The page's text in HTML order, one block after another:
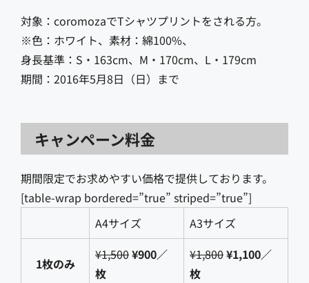
対象：coromozaでTシャツプリントをされる方。
※色：ホワイト、素材：綿100%、
身長基準：S・163cm、M・170cm、L・179cm
期間：2016年5月8日（日）まで
キャンペーン料金
期間限定でお求めやすい価格で提供しております。
[table-wrap bordered=”true” striped=”true”]
A4サイズ
A3サイズ
1枚のみ
¥1,500¥900／
枚
¥1,800¥1,100／
枚